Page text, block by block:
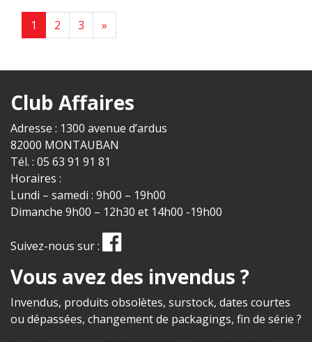
1 2 3 »
Club Affaires
Adresse : 1300 avenue d’ardus
82000 MONTAUBAN
Tél. : 05 63 91 91 81
Horaires :
Lundi – samedi : 9h00 – 19h00
Dimanche 9h00 – 12h30 et 14h00 -19h00
Suivez-nous sur :
Vous avez des invendus ?
Invendus, produits obsolètes, surstock, dates courtes
ou dépassées, changement de packagings, fin de série ?